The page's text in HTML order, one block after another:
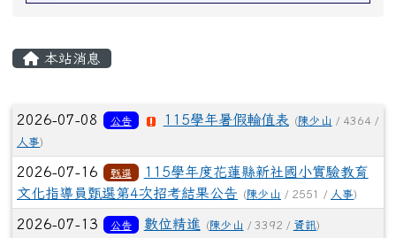
本站消息
文章列表
2026-07-08 公告 115學年暑假輪值表 (陳少山 / 4364 /
人事)
2026-07-16 甄選
115學年度花蓮縣新社國小實驗教育
文化指導員甄選第4次招考結果公告
(陳少山 / 2551 / 人事)
2026-07-13 公告 數位精進 (陳少山 / 3392 / 資訊)